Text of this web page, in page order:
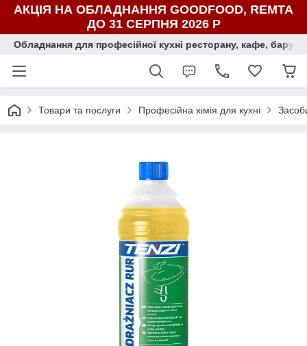
АКЦІЯ НА ОБЛАДНАННЯ GOODFOOD, REMTA
ДО 31 СЕРПНЯ 2026 Р
Обладнання для професійної кухні ресторану, кафе, бару,
Товари та послуги Професійна хімія для кухні